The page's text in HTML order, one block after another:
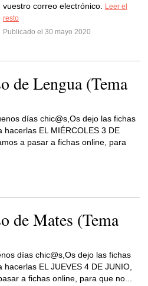
vuestro correo electrónico.
Leer el
resto
Publicado el 30 mayo 2020
de Lengua (Tema
días chic@s,Os dejo las fichas
EL MIÉRCOLES 3 DE
a pasar a fichas online, para
de Mates (Tema
días chic@s,Os dejo las fichas
EL JUEVES 4 DE JUNIO,
a fichas online, para que no...